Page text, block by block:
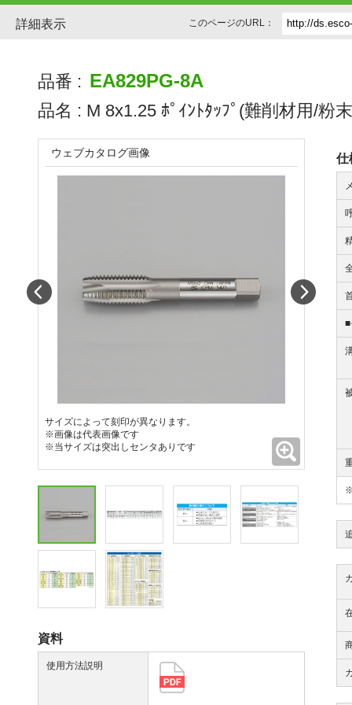
詳細表示 このページのURL：
品番 : EA829PG-8A
品名 : M 8x1.25 ﾎﾟｲﾝﾄﾀｯﾌﾟ(難削材用/粉
仕
■
ウェブカタログ画像
サイズによって刻印が異なります。
※画像は代表画像です
※当サイズは突出しセンタありです
資料
使用方法説明